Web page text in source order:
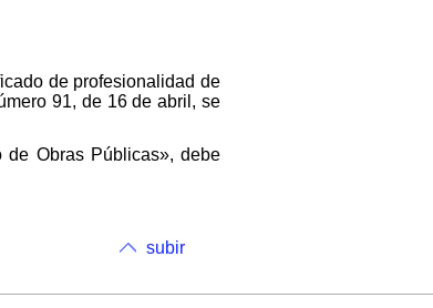
de profesionalidad de
91, de 16 de abril, se
de Obras Públicas», debe
subir